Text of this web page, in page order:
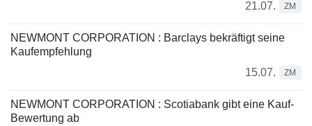
21.07.
ZM
NEWMONT CORPORATION : Barclays bekräftigt seine
Kaufempfehlung
15.07.
ZM
NEWMONT CORPORATION : Scotiabank gibt eine Kauf-
Bewertung ab